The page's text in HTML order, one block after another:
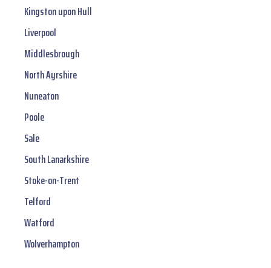
Kingston upon Hull
Liverpool
Middlesbrough
North Ayrshire
Nuneaton
Poole
Sale
South Lanarkshire
Stoke-on-Trent
Telford
Watford
Wolverhampton